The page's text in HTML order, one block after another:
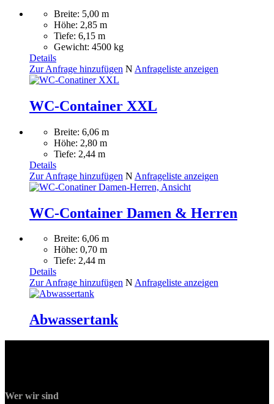
Breite: 5,00 m
Höhe: 2,85 m
Tiefe: 6,15 m
Gewicht: 4500 kg
Details
Zur Anfrage hinzufügen N Anfrageliste anzeigen
WC-Container XXL
Breite: 6,06 m
Höhe: 2,80 m
Tiefe: 2,44 m
Details
Zur Anfrage hinzufügen N Anfrageliste anzeigen
WC-Container Damen & Herren
Breite: 6,06 m
Höhe: 0,70 m
Tiefe: 2,44 m
Details
Zur Anfrage hinzufügen N Anfrageliste anzeigen
Abwassertank
Wer wir sind